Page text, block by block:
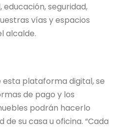
educación, seguridad,
vías y espacios
alcalde.
esta plataforma digital, se
de pago y los
podrán hacerlo
de su casa u oficina. “Cada